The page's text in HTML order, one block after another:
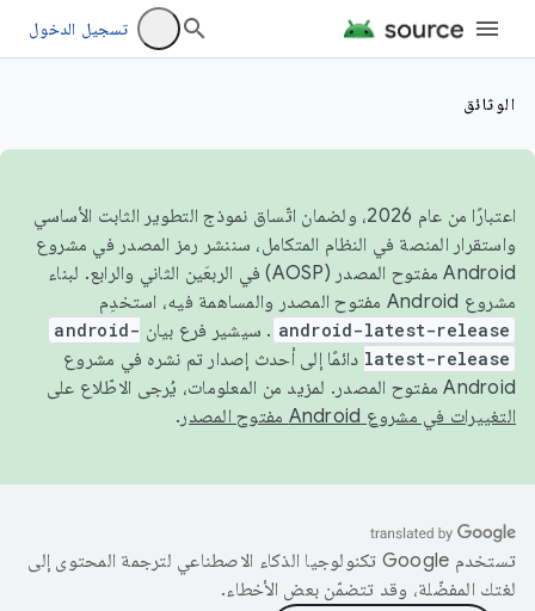
تسجيل الدخول
الوثائق
اعتبارًا من عام 2026، ولضمان اتّساق نموذج التطوير الثابت الأساسي
واستقرار المنصة في النظام المتكامل، سننشر رمز المصدر في مشروع
Android مفتوح المصدر (AOSP) في الربعَين الثاني والرابع. لبناء
مشروع Android مفتوح المصدر والمساهمة فيه، استخدِم
android-latest-release . سيشير فرع بيان android-
latest-release دائمًا إلى أحدث إصدار تم نشره في مشروع
Android مفتوح المصدر. لمزيد من المعلومات، يُرجى الاطّلاع على
التغييرات في مشروع Android مفتوح المصدر
.
تستخدم Google تكنولوجيا الذكاء الاصطناعي لترجمة المحتوى إلى
لغتك المفضّلة، وقد تتضمّن بعض الأخطاء.